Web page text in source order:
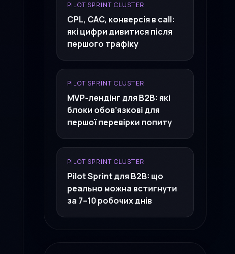
PILOT SPRINT CLUSTER
CPL, CAC, конверсія в call:
які цифри дивитися після
першого трафіку
PILOT SPRINT CLUSTER
MVP-лендінг для B2B: які
блоки обов’язкові для
першої перевірки попиту
PILOT SPRINT CLUSTER
Pilot Sprint для B2B: що
реально можна встигнути
за 7–10 робочих днів